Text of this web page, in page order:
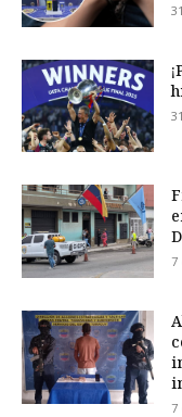
7
7